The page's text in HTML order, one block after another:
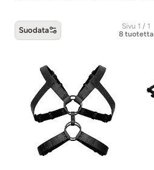
Suodata
Sivu 1 / 1
8 tuotetta